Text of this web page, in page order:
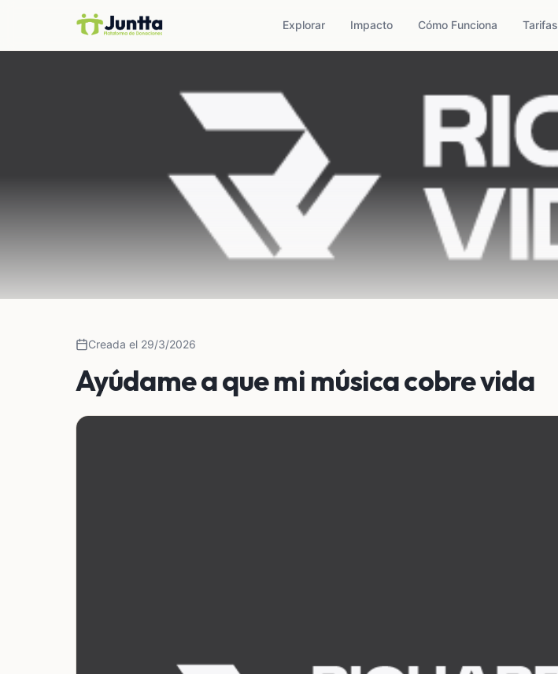
Explorar Impacto Cómo Funciona Tarifas
Creada el 29/3/2026
Ayúdame a que mi música cobre vida